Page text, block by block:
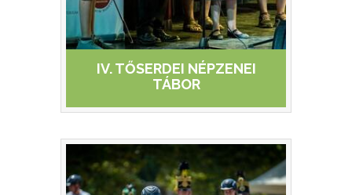
KONTYVIRÁG TANÖSVÉNY
TŐSERDŐ TÚRÁK
ÖKOTURISZTIKAI
OSZTÁLYKIRÁNDULÁS
EGYEDI AJÁNLATOT KÉREK
IV. TŐSERDEI NÉPZENEI
TÁBOR